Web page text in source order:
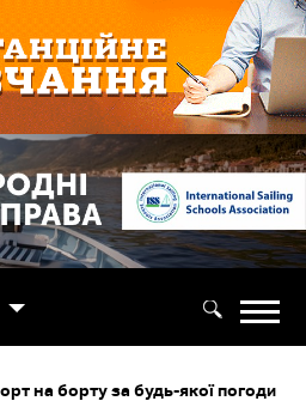
на борту за будь-якої погоди